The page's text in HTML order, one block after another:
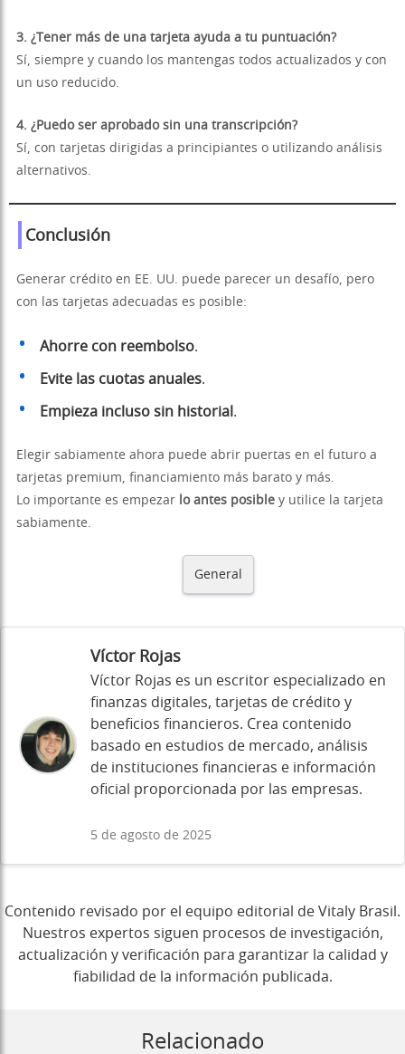
3. ¿Tener más de una tarjeta ayuda a tu puntuación?
Sí, siempre y cuando los mantengas todos actualizados y con
un uso reducido.
4. ¿Puedo ser aprobado sin una transcripción?
Sí, con tarjetas dirigidas a principiantes o utilizando análisis
alternativos.
Conclusión
Generar crédito en EE. UU. puede parecer un desafío, pero
con las tarjetas adecuadas es posible:
Ahorre con reembolso.
Evite las cuotas anuales.
Empieza incluso sin historial .
Elegir sabiamente ahora puede abrir puertas en el futuro a
tarjetas premium, financiamiento más barato y más.
Lo importante es empezar lo antes posible y utilice la tarjeta
sabiamente.
General
Víctor Rojas
Víctor Rojas es un escritor especializado en
finanzas digitales, tarjetas de crédito y
beneficios financieros. Crea contenido
basado en estudios de mercado, análisis
de instituciones financieras e información
oficial proporcionada por las empresas.
5 de agosto de 2025
Contenido revisado por el equipo editorial de Vitaly Brasil.
Nuestros expertos siguen procesos de investigación,
actualización y verificación para garantizar la calidad y
fiabilidad de la información publicada.
Relacionado